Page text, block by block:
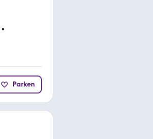
•
Parken